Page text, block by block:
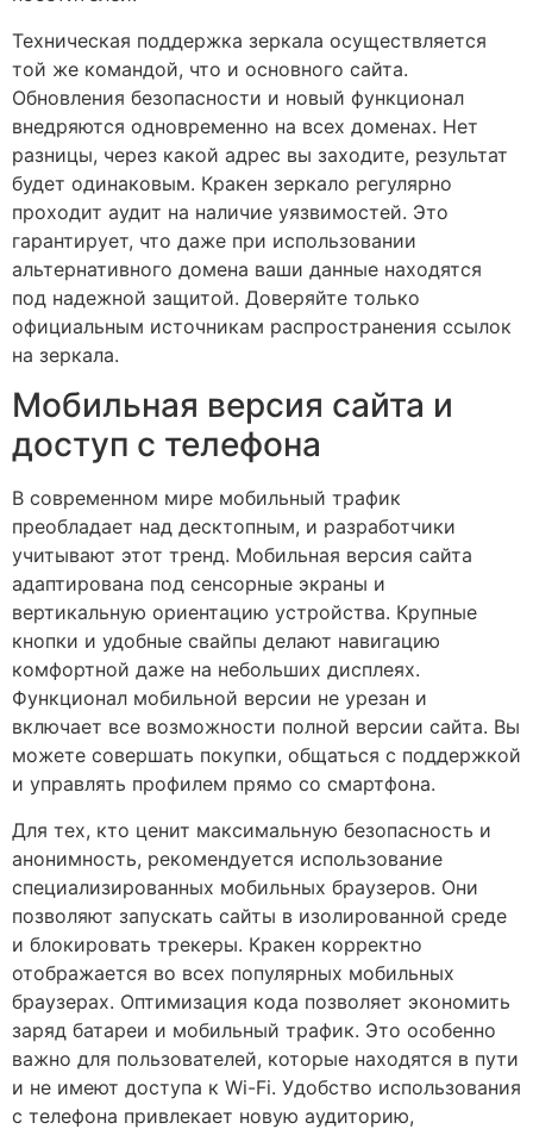
Техническая поддержка зеркала осуществляется
той же командой, что и основного сайта.
Обновления безопасности и новый функционал
внедряются одновременно на всех доменах. Нет
разницы, через какой адрес вы заходите, результат
будет одинаковым. Кракен зеркало регулярно
проходит аудит на наличие уязвимостей. Это
гарантирует, что даже при использовании
альтернативного домена ваши данные находятся
под надежной защитой. Доверяйте только
официальным источникам распространения ссылок
на зеркала.
Мобильная версия сайта и
доступ с телефона
В современном мире мобильный трафик
преобладает над десктопным, и разработчики
учитывают этот тренд. Мобильная версия сайта
адаптирована под сенсорные экраны и
вертикальную ориентацию устройства. Крупные
кнопки и удобные свайпы делают навигацию
комфортной даже на небольших дисплеях.
Функционал мобильной версии не урезан и
включает все возможности полной версии сайта. Вы
можете совершать покупки, общаться с поддержкой
и управлять профилем прямо со смартфона.
Для тех, кто ценит максимальную безопасность и
анонимность, рекомендуется использование
специализированных мобильных браузеров. Они
позволяют запускать сайты в изолированной среде
и блокировать трекеры. Кракен корректно
отображается во всех популярных мобильных
браузерах. Оптимизация кода позволяет экономить
заряд батареи и мобильный трафик. Это особенно
важно для пользователей, которые находятся в пути
и не имеют доступа к Wi-Fi. Удобство использования
с телефона привлекает новую аудиторию,